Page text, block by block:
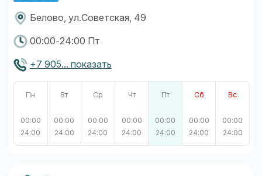
Белово, ул.Советская, 49
00:00-24:00 Пт
+7 905... показать
Пн
00:00
24:00
Вт
00:00
24:00
Ср
00:00
24:00
Чт
00:00
24:00
Пт
00:00
24:00
Сб
00:00
24:00
Вс
00:00
24:00